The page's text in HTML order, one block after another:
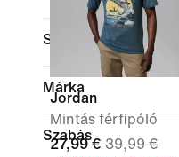
Sportok
Márka
Szabás
Jordan
Mintás férfipóló
27,99 € 39,99 €